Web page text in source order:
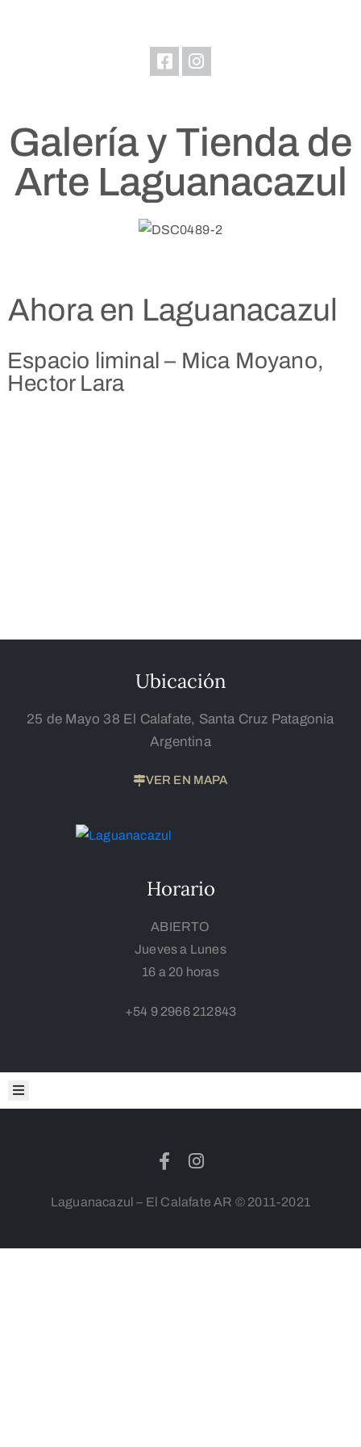
Galería y Tienda de
Arte Laguanacazul
Ahora en Laguanacazul
Espacio liminal – Mica Moyano,
Hector Lara
Ubicación
25 de Mayo 38 El Calafate, Santa Cruz Patagonia
Argentina
VER EN MAPA
Horario
ABIERTO
Jueves a Lunes
16 a 20 horas
+54 9 2966 212843
Muestras
Acciones
Prensa
Patrimonio
Laguanacazul – El Calafate AR © 2011-2021